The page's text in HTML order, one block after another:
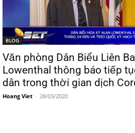
BLOG
Văn phòng Dân Biểu Liên
Lowenthal thông báo tiếp
dân trong thời gian dịch
Hoang Viet - 28/03/2020